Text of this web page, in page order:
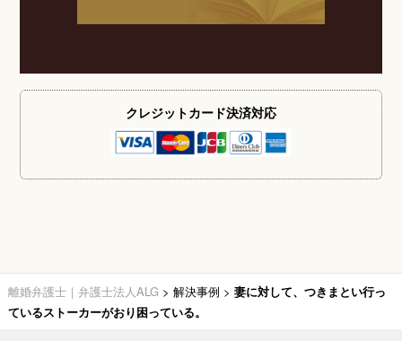
クレジットカード決済対応
離婚弁護士｜弁護士法人ALG > 解決事例 > 妻に対して、つきまとい行っ
ているストーカーがおり困っている。